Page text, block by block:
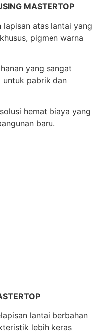
MASTERTOP
atas lantai yang
pigmen warna
yang sangat
untuk pabrik dan
hemat biaya yang
baru.
lantai berbahan
lebih keras